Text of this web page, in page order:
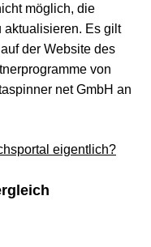
möglich, die
aktualisieren. Es gilt
der Website des
von
net GmbH an
eigentlich?